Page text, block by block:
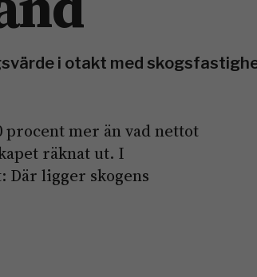
i otakt med
procent mer än vad nettot
räknat ut. I
Där ligger skogens